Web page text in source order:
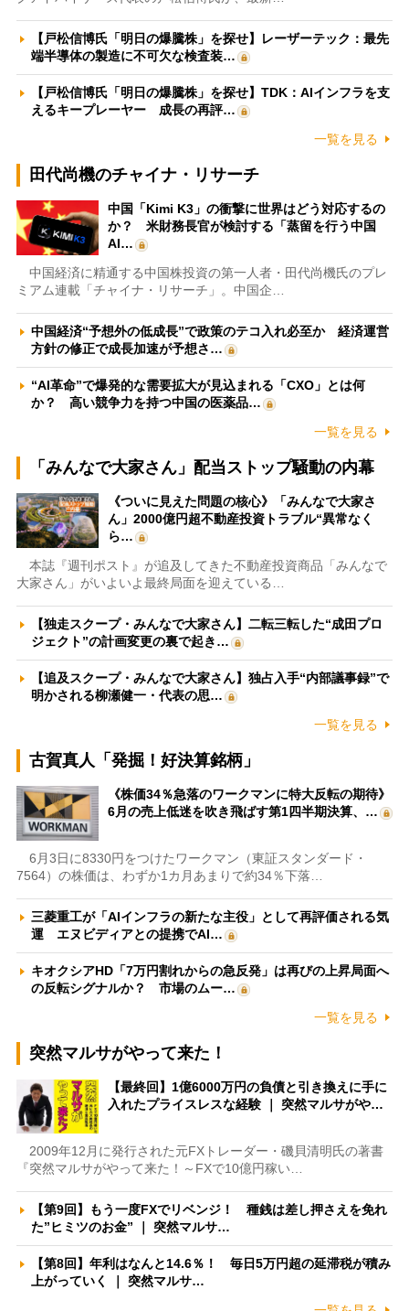
【戸松信博氏「明日の爆騰株」を探せ】レーザーテック：最先
端半導体の製造に不可欠な検査装…
【戸松信博氏「明日の爆騰株」を探せ】TDK：AIインフラを支
えるキープレーヤー 成長の再評…
一覧を見る
田代尚機のチャイナ・リサーチ
中国「Kimi K3」の衝撃に世界はどう対応するの
か？ 米財務長官が検討する「蒸留を行う中国
AI…
中国経済に精通する中国株投資の第一人者・田代尚機氏のプレ
ミアム連載「チャイナ・リサーチ」。中国企…
中国経済“予想外の低成長”で政策のテコ入れ必至か 経済運営
方針の修正で成長加速が予想さ…
“AI革命”で爆発的な需要拡大が見込まれる「CXO」とは何
か？ 高い競争力を持つ中国の医薬品…
一覧を見る
「みんなで大家さん」配当ストップ騒動の内幕
《ついに見えた問題の核心》「みんなで大家さ
ん」2000億円超不動産投資トラブル“異常なく
ら…
本誌『週刊ポスト』が追及してきた不動産投資商品「みんなで
大家さん」がいよいよ最終局面を迎えている…
【独走スクープ・みんなで大家さん】二転三転した“成田プロ
ジェクト”の計画変更の裏で起き…
【追及スクープ・みんなで大家さん】独占入手“内部議事録”で
明かされる柳瀬健一・代表の思…
一覧を見る
古賀真人「発掘！好決算銘柄」
《株価34％急落のワークマンに特大反転の期待》
6月の売上低迷を吹き飛ばす第1四半期決算、…
6月3日に8330円をつけたワークマン（東証スタンダード・
7564）の株価は、わずか1カ月あまりで約34％下落…
三菱重工が「AIインフラの新たな主役」として再評価される気
運 エヌビディアとの提携でAI…
キオクシアHD「7万円割れからの急反発」は再びの上昇局面へ
の反転シグナルか？ 市場のムー…
一覧を見る
突然マルサがやって来た！
【最終回】1億6000万円の負債と引き換えに手に
入れたプライスレスな経験 ｜ 突然マルサがや…
2009年12月に発行された元FXトレーダー・磯貝清明氏の著書
『突然マルサがやって来た！～FXで10億円稼い…
【第9回】もう一度FXでリベンジ！ 種銭は差し押さえを免れ
た”ヒミツのお金” ｜ 突然マルサ…
【第8回】年利はなんと14.6％！ 毎日5万円超の延滞税が積み
上がっていく ｜ 突然マルサ…